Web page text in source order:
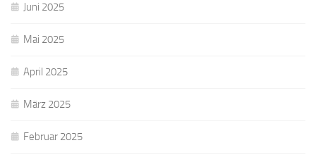
Juni 2025
Mai 2025
April 2025
März 2025
Februar 2025